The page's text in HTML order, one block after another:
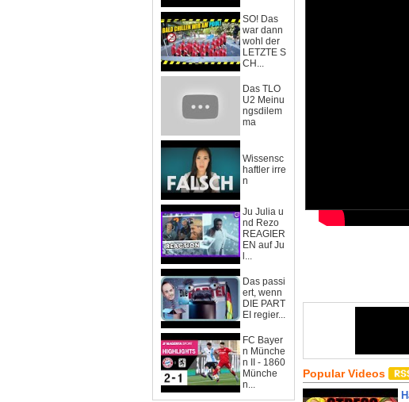
SO! Das
war dann
wohl der
LETZTE S
CH...
Das TLO
U2 Meinu
ngsdilem
ma
Wissensc
haftler irre
n
Ju Julia u
nd Rezo
REAGIER
EN auf Ju
l...
Das passi
ert, wenn
DIE PART
EI regier...
FC Bayer
n Münche
n II - 1860
Münche
n...
Popular Videos